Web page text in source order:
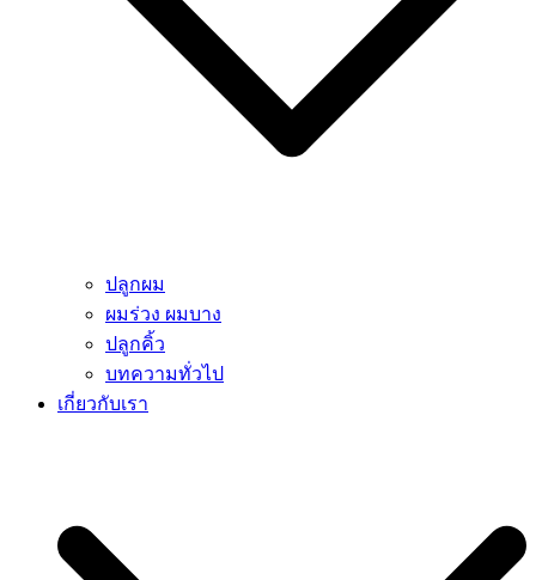
ปลูกผม
ผมร่วง ผมบาง
ปลูกคิ้ว
บทความทั่วไป
เกี่ยวกับเรา